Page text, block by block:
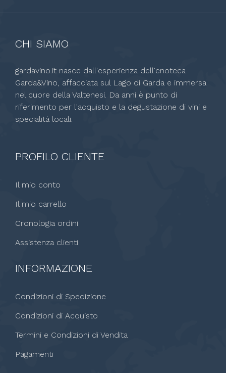
CHI SIAMO
gardavino.it nasce dall'esperienza dell'enoteca
Garda&Vino, affacciata sul Lago di Garda e immersa
nel cuore della Valtenesi. Da anni è punto di
riferimento per l'acquisto e la degustazione di vini e
specialità locali.
PROFILO CLIENTE
Il mio conto
Il mio carrello
Cronologia ordini
Assistenza clienti
INFORMAZIONE
Condizioni di Spedizione
Condizioni di Acquisto
Termini e Condizioni di Vendita
Pagamenti